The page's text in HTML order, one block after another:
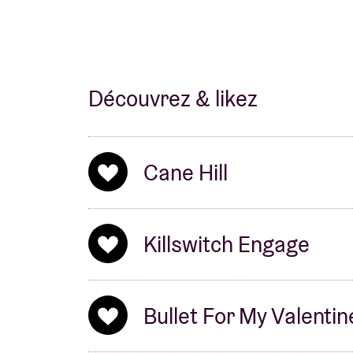
Découvrez & likez
Cane Hill
Killswitch Engage
Bullet For My